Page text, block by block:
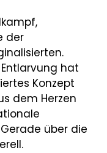
der
hat
Konzept
dem Herzen
Gerade über die